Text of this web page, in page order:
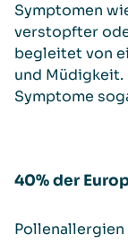
Symptomen
verstopfter
begleitet von
und Müdigkeit.
Symptome
40% der